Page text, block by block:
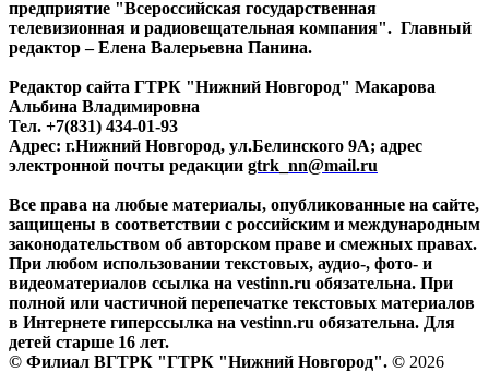
предприятие "Всероссийская государственная
телевизионная и радиовещательная компания". Главный
редактор – Елена Валерьевна Панина.
Редактор сайта ГТРК "Нижний Новгород" Макарова
Альбина Владимировна
Тел. +7(831) 434-01-93
Адрес: г.Нижний Новгород, ул.Белинского 9А; адрес
электронной почты редакции gtrk_nn@mail.ru
Все права на любые материалы, опубликованные на сайте,
защищены в соответствии с российским и международным
законодательством об авторском праве и смежных правах.
При любом использовании текстовых, аудио-, фото- и
видеоматериалов ссылка на vestinn.ru обязательна. При
полной или частичной перепечатке текстовых материалов
в Интернете гиперссылка на vestinn.ru обязательна. Для
детей старше 16 лет.
© Филиал ВГТРК "ГТРК "Нижний Новгород". © 2026